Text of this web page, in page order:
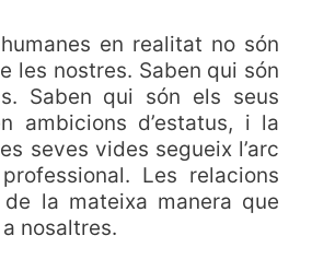
en realitat no són
les nostres. Saben qui són
Saben qui són els seus
ambicions d’estatus, i la
seves vides segueix l’arc
Les relacions
la mateixa manera que
nosaltres.